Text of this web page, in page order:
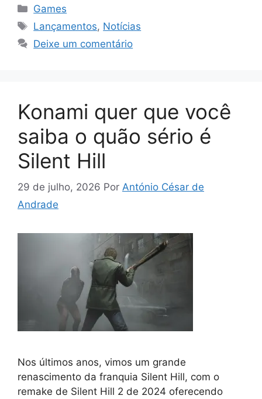
Categorias
Games
Tags
Lançamentos, Notícias
Deixe um comentário
Konami quer que você
saiba o quão sério é
Silent Hill
29 de julho, 2026 Por António César de
Andrade
Nos últimos anos, vimos um grande
renascimento da franquia Silent Hill, com o
remake de Silent Hill 2 de 2024 oferecendo